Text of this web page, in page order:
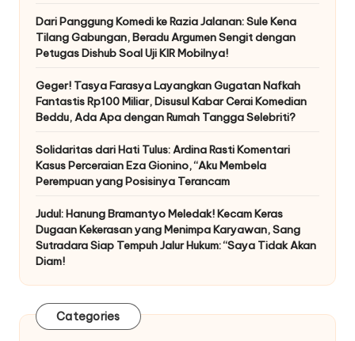
Dari Panggung Komedi ke Razia Jalanan: Sule Kena
Tilang Gabungan, Beradu Argumen Sengit dengan
Petugas Dishub Soal Uji KIR Mobilnya!
Geger! Tasya Farasya Layangkan Gugatan Nafkah
Fantastis Rp100 Miliar, Disusul Kabar Cerai Komedian
Beddu, Ada Apa dengan Rumah Tangga Selebriti?
Solidaritas dari Hati Tulus: Ardina Rasti Komentari
Kasus Perceraian Eza Gionino, “Aku Membela
Perempuan yang Posisinya Terancam
Judul: Hanung Bramantyo Meledak! Kecam Keras
Dugaan Kekerasan yang Menimpa Karyawan, Sang
Sutradara Siap Tempuh Jalur Hukum: “Saya Tidak Akan
Diam!
Categories